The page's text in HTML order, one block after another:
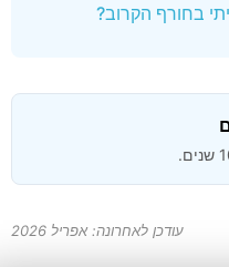
בחורף הקרוב?
עודכן לאחרונה: אפריל 2026